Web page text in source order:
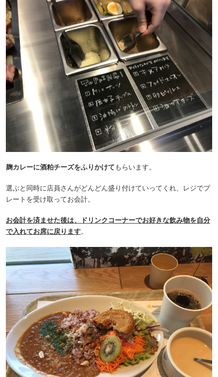
麹カレーに酒粕チーズをふりかけてもらいます。
選ぶと同時に店員さんがどんどん盛り付けていってくれ、レジでプ
レートを受け取ってお会計。
お会計を済ませた後は、ドリンクコーナーでお好きな飲み物を自分
で入れてお席に戻ります。